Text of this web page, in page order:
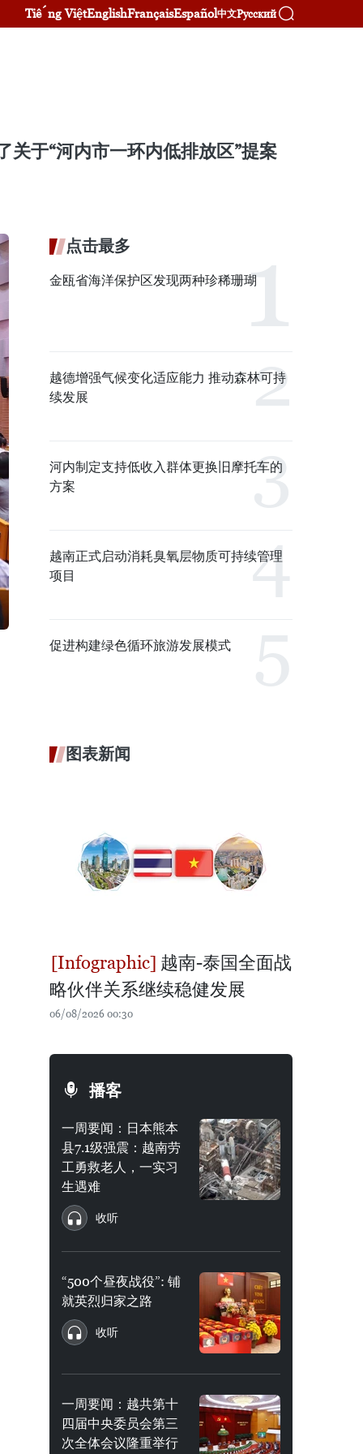
Tiếng ViệtEnglishFrançaisEspañol中文Русский
关于“河内市一环内低排放区”提案
点击最多
金瓯省海洋保护区发现两种珍稀珊瑚
越德增强气候变化适应能力 推动森林可持
续发展
河内制定支持低收入群体更换旧摩托车的
方案
越南正式启动消耗臭氧层物质可持续管理
项目
促进构建绿色循环旅游发展模式
图表新闻
越南-泰国全面战
略伙伴关系继续稳健发展
06/08/2026 00:30
播客
一周要闻：日本熊本
县7.1级强震：越南劳
工勇救老人，一实习
生遇难
收听
“500个昼夜战役”: 铺
就英烈归家之路
收听
一周要闻：越共第十
四届中央委员会第三
次全体会议隆重举行